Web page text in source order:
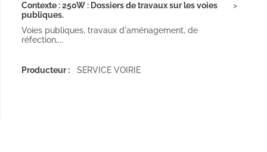
Contexte : 250W : Dossiers de travaux sur les voies
publiques.
Voies publiques, travaux d'aménagement, de
réfection,...
Producteur : SERVICE VOIRIE